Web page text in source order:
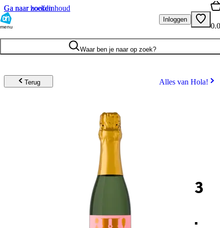
Ga naar hoofdinhoud
Ga naar zoeken
menu
Inloggen
Waar ben je naar op zoek?
Terug Alles van Hola!
3
.